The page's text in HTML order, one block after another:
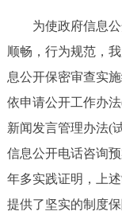
走进北京
绿色北京
多语种
为使政府信息公
顺畅，行为规范，
息公开保密审查实
依申请公开工作办
新闻发言管理办法(
信息公开电话咨询
年多实践证明，上
提供了坚实的制度保